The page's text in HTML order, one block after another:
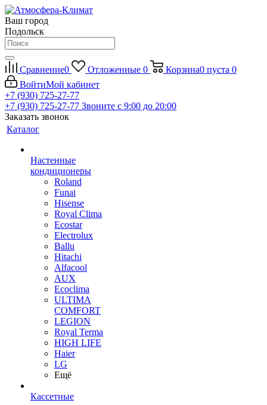
Ваш город
Подольск
Сравнение0 Отложенные 0 Корзина0 пуста 0
ВойтиМой кабинет
+7 (930) 725-27-77
+7 (930) 725-27-77 Звоните с 9:00 до 20:00
Заказать звонок
Каталог
Настенные
кондиционеры
Roland
Funai
Hisense
Royal Clima
Ecostar
Electrolux
Ballu
Hitachi
Alfacool
AUX
Ecoclima
ULTIMA
COMFORT
LEGION
Royal Terma
HIGH LIFE
Haier
LG
Ещё
Кассетные